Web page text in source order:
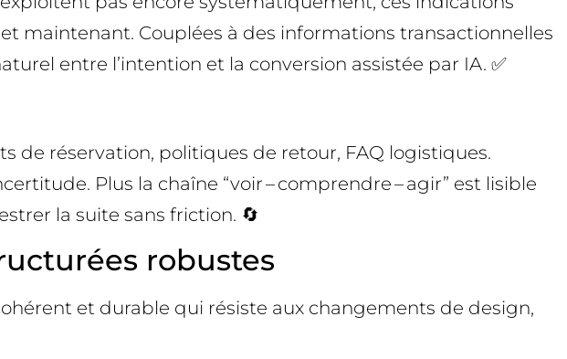
maintenant. Couplées à des informations transactionnelles
entre l’intention et la conversion assistée par IA. ✅
de réservation, politiques de retour, FAQ logistiques.
Plus la chaîne “voir – comprendre – agir” est lisible
la suite sans friction. 🔄
robustes
et durable qui résiste aux changements de design,